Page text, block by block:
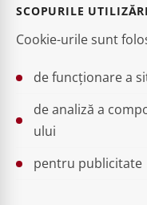
SCOPURILE
Cookie-urile sunt
de funcționare a
de analiză a
ului
pentru publicitate